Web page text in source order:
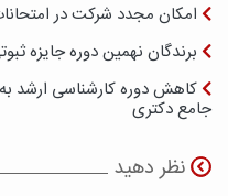
امکان مجدد شرکت در
برندگان نهمین دوره جایزه
کاهش دوره کارشناسی ارشد
جامع دکتری
نظر دهید